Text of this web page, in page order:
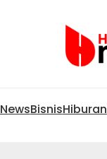
NewsBisnisHiburan